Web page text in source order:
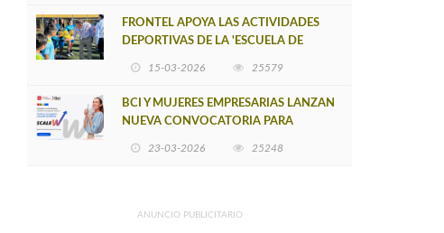
FRONTEL APOYA LAS ACTIVIDADES
DEPORTIVAS DE LA 'ESCUELA DE
15-03-2026 25579
BCI Y MUJERES EMPRESARIAS LANZAN
NUEVA CONVOCATORIA PARA
23-03-2026 25248
ANUNCIO PUBLICITARIO